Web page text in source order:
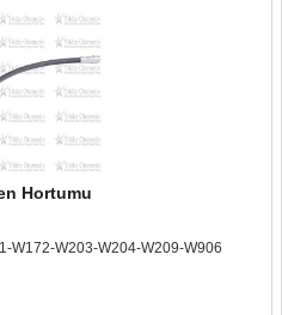
Hortumu
W172-W203-W204-W209-W906